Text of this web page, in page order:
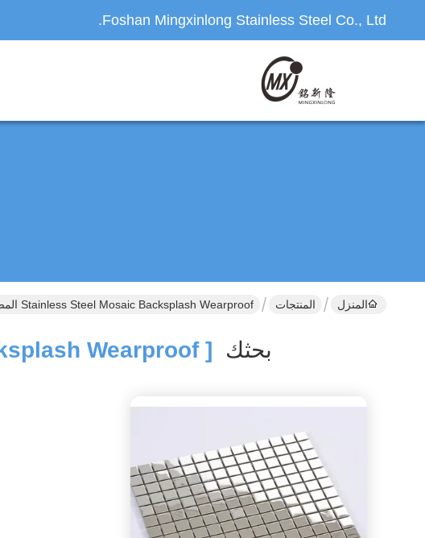
Foshan Mingxinlong Stainless Steel Co., Ltd.
المنزل المنتجات Stainless Steel Mosaic Backsplash Wearproof المصنع عبر الإنترنت
بحثك [ Stainless Steel Mosaic Backsplash Wearproof ]